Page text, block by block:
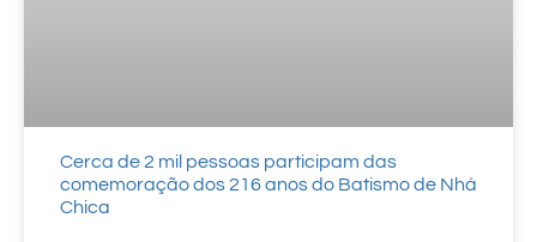
Cerca de 2 mil pessoas participam das
comemoração dos 216 anos do Batismo de Nhá
Chica